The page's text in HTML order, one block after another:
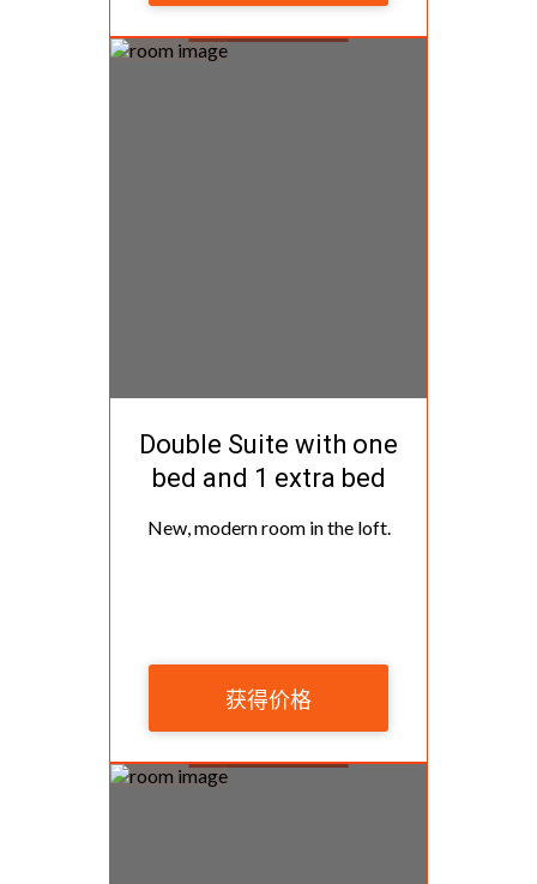
Double Suite with one
bed and 1 extra bed
New, modern room in the loft.
获得价格